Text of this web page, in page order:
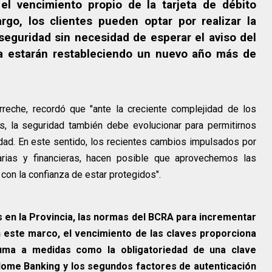
vencimiento propio de la tarjeta de débito
los clientes pueden optar por realizar la
sin necesidad de esperar el aviso del
restableciendo un nuevo año más de
recordó que "ante la creciente complejidad de los
la seguridad también debe evolucionar para permitirnos
En este sentido, los recientes cambios impulsados por
y financieras, hacen posible que aprovechemos las
la confianza de estar protegidos".
la Provincia, las normas del BCRA para incrementar
este marco, el vencimiento de las claves proporciona
a medidas como la obligatoriedad de una clave
Banking y los segundos factores de autenticación